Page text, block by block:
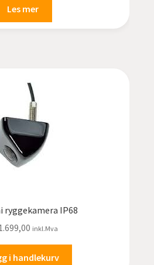
Les mer
ryggekamera IP68
inkl.Mva
i handlekurv